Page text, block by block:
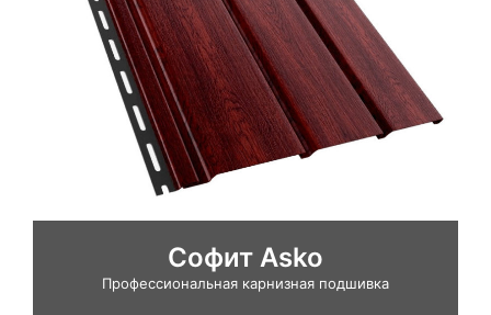
Софит Asko
Профессиональная карнизная подшивка